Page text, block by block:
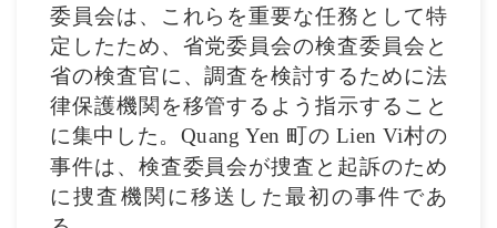
委員会は、これらを重要な任務として特
定したため、省党委員会の検査委員会と
省の検査官に、調査を検討するために法
律保護機関を移管するよう指示すること
に集中した。Quang Yen 町の Lien Vi村の
事件は、検査委員会が捜査と起訴のため
に捜査機関に移送した最初の事件であ